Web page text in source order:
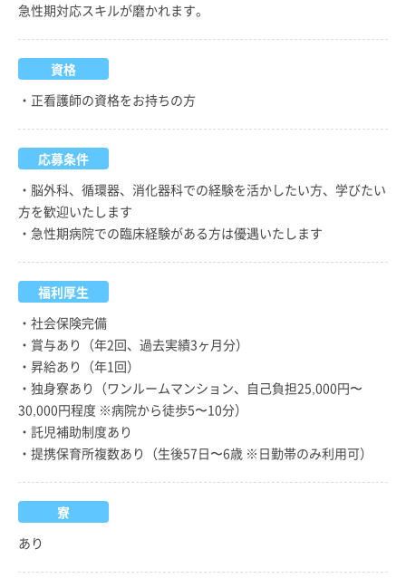
急性期対応スキルが磨かれます。
資格
・正看護師の資格をお持ちの方
応募条件
・脳外科、循環器、消化器科での経験を活かしたい方、学びたい
方を歓迎いたします
・急性期病院での臨床経験がある方は優遇いたします
福利厚生
・社会保険完備
・賞与あり（年2回、過去実績3ヶ月分）
・昇給あり（年1回）
・独身寮あり（ワンルームマンション、自己負担25,000円〜
30,000円程度 ※病院から徒歩5〜10分）
・託児補助制度あり
・提携保育所複数あり（生後57日〜6歳 ※日勤帯のみ利用可）
寮
あり